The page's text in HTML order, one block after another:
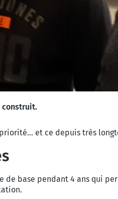
construit.
et ce depuis très
de base pendant 4 ans qui